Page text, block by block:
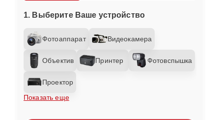
1. Выберите Ваше устройство
Фотоаппарат Видеокамера
Объектив Принтер Фотовспышка
Проектор
Показать еще